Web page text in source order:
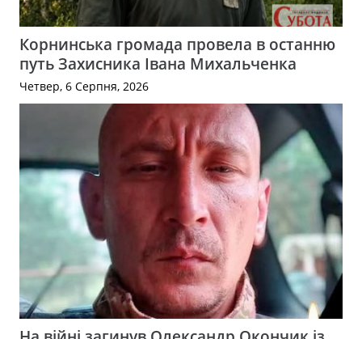
Корнинська громада провела в останню
путь Захисника Івана Михальченка
Четвер, 6 Серпня, 2026